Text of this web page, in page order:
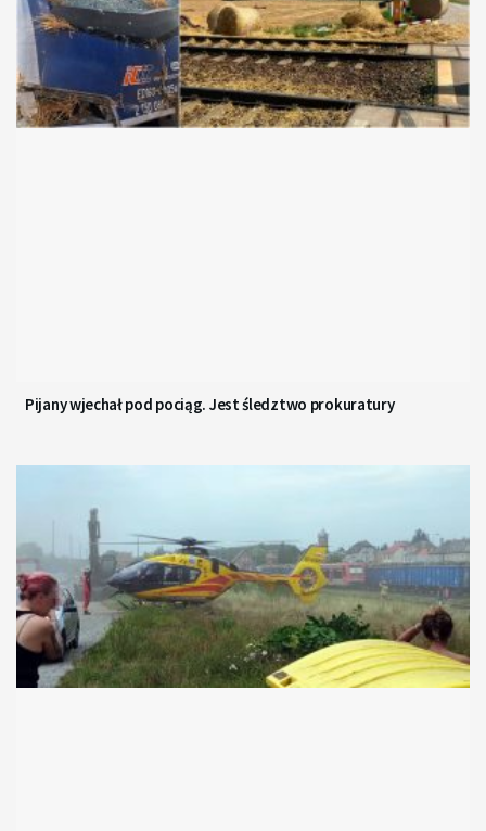
Pijany wjechał pod pociąg. Jest śledztwo prokuratury